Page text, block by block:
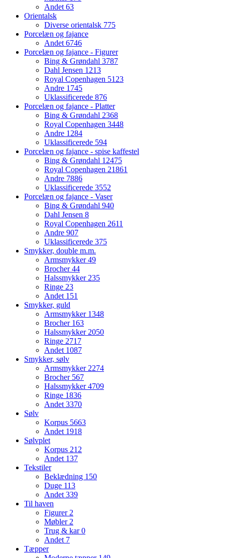
Andet 63
Orientalsk
Diverse orientalsk 775
Porcelæn og fajance
Andet 6746
Porcelæn og fajance - Figurer
Bing & Grøndahl 3787
Dahl Jensen 1213
Royal Copenhagen 5123
Andre 1745
Uklassificerede 876
Porcelæn og fajance - Platter
Bing & Grøndahl 2368
Royal Copenhagen 3448
Andre 1284
Uklassificerede 594
Porcelæn og fajance - spise kaffestel
Bing & Grøndahl 12475
Royal Copenhagen 21861
Andre 7886
Uklassificerede 3552
Porcelæn og fajance - Vaser
Bing & Grøndahl 940
Dahl Jensen 8
Royal Copenhagen 2611
Andre 907
Uklassificerede 375
Smykker, double m.m.
Armsmykker49
Brocher44
Halssmykker 235
Ringe 23
Andet 151
Smykker, guld
Armsmykker 1348
Brocher 163
Halssmykker 2050
Ringe 2717
Andet 1087
Smykker, sølv
Armsmykker 2274
Brocher 567
Halssmykker4709
Ringe 1836
Andet 3370
Sølv
Korpus 5663
Andet 1918
Sølvplet
Korpus 212
Andet 137
Tekstiler
Beklædning 150
Duge 113
Andet 339
Til haven
Figurer 2
Møbler 2
Trug & kar0
Andet 7
Tæpper